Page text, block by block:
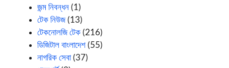
জন্ম নিবন্ধন (1)
টেক নিউজ(13)
টেকনোলজি টেক (216)
ডিজিটাল বাংলাদেশ (55)
নাগরিক সেবা(37)